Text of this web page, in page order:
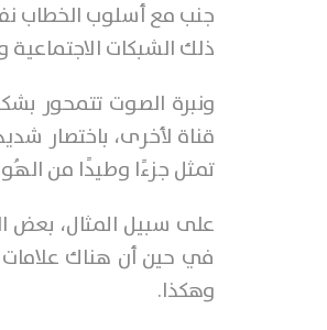
جنب مع أسلوب الخطاب
ذلك الشبكات الاجتماعية
ونبرة الصوت تتمحور
قناة لأخرى، باختصار
تمثل جزءًا وطيدًا من
على سبيل المثال، بعض
في حين أن هناك
وهكذا.